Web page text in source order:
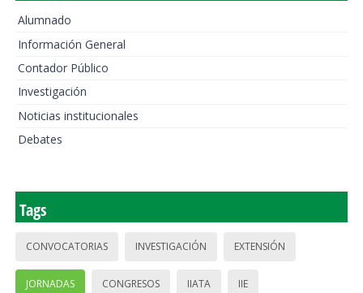
Alumnado
Información General
Contador Público
Investigación
Noticias institucionales
Debates
Tags
CONVOCATORIAS INVESTIGACIÓN EXTENSIÓN
JORNADAS CONGRESOS IIATA IIE